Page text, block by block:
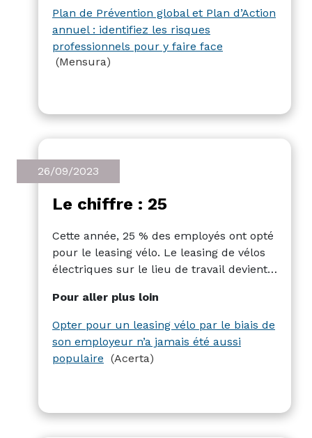
(PPG)) est essentiel pour gérer les
risques dans votre organisation à court et
à long terme. Grâce à ce lien, vous
trouverez des étapes et des conseils
Plan de Prévention global et Plan d’Action
annuel : identifiez les risques
professionnels pour y faire face
(Mensura)
26/09/2023
Le chiffre : 25
Cette année, 25 % des employés ont opté
pour le leasing vélo. Le leasing de vélos
électriques sur le lieu de travail devient
voitures de société électriques (hybrides)
rend également l'employeur plus
Pour aller plus loin
Opter pour un leasing vélo par le biais de
son employeur n’a jamais été aussi
populaire (Acerta)